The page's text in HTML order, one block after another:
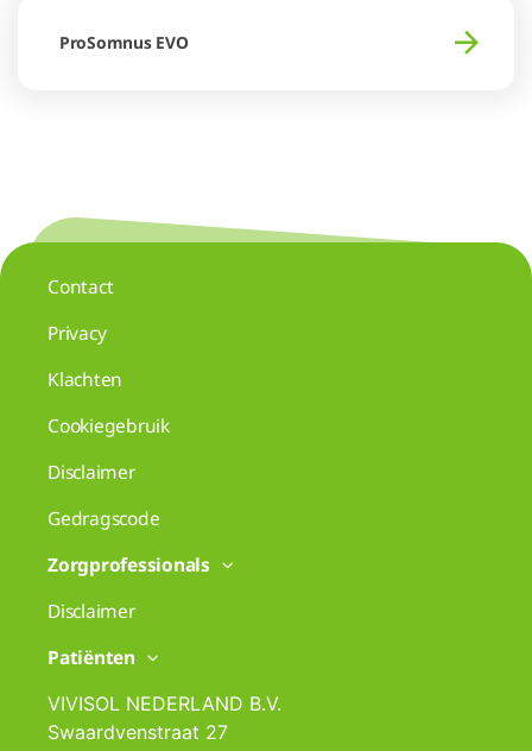
ProSomnus EVO
Contact
Privacy
Klachten
Cookiegebruik
Disclaimer
Gedragscode
Zorgprofessionals
Disclaimer
Patiënten
VIVISOL NEDERLAND B.V.
Swaardvenstraat 27